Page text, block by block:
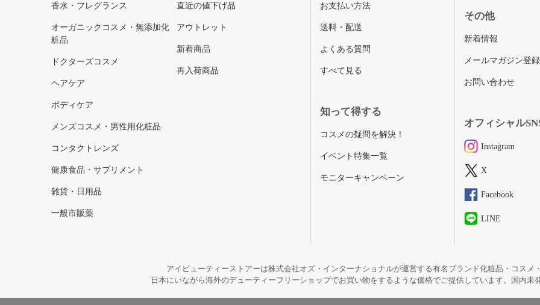
香水・フレグランス
オーガニックコスメ・無添加化
粧品
ドクターズコスメ
ヘアケア
ボディケア
メンズコスメ・男性用化粧品
コンタクトレンズ
健康食品・サプリメント
雑貨・日用品
一般市販薬
直近の値下げ品
アウトレット
新着商品
再入荷商品
お支払い方法
送料・配送
よくある質問
すべて見る
知って得する
コスメの疑問を解決！
イベント特集一覧
モニターキャンペーン
その他
新着情報
メールマガジン登録
お問い合わせ
オフィシャル
Instagram
X
Facebook
LINE
アイビューティーストアーは株式会社オズ・インターナショナルが運営する有名ブランド化粧品・コスメ
日本にいながら海外のデューティーフリーショップでお買い物をするような価格でご提供しています。国内未